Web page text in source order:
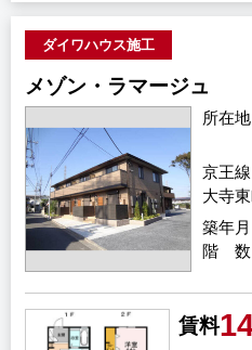
ダイワハウス施工
メゾン・ラマージュ
所在地
築年月
京王
大寺
階 数
賃料